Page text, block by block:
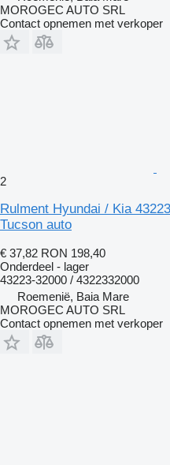
MOROGEC AUTO SRL
Contact opnemen met verkoper
2
Rulment Hyundai / Kia
Tucson auto
€ 37,82 RON 198,40
Onderdeel - lager
43223-32000 / 4322332000
Roemenië, Baia Mare
MOROGEC AUTO SRL
Contact opnemen met verkoper